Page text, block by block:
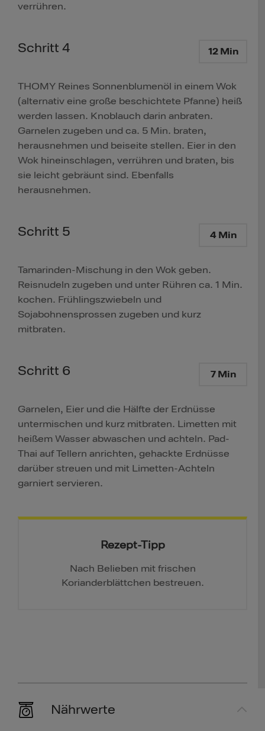
verrühren.
Schritt 4 12 Min
THOMY Reines Sonnenblumenöl in einem Wok
(alternativ eine große beschichtete Pfanne) heiß
werden lassen. Knoblauch darin anbraten.
Garnelen zugeben und ca. 5 Min. braten,
herausnehmen und beiseite stellen. Eier in den
Wok hineinschlagen, verrühren und braten, bis
sie leicht gebräunt sind. Ebenfalls
herausnehmen.
Schritt 5 4 Min
Tamarinden-Mischung in den Wok geben.
Reisnudeln zugeben und unter Rühren ca. 1 Min.
kochen. Frühlingszwiebeln und
Sojabohnensprossen zugeben und kurz
mitbraten.
Schritt 6 7 Min
Garnelen, Eier und die Hälfte der Erdnüsse
untermischen und kurz mitbraten. Limetten mit
heißem Wasser abwaschen und achteln. Pad-
Thai auf Tellern anrichten, gehackte Erdnüsse
darüber streuen und mit Limetten-Achteln
garniert servieren.
Rezept-Tipp
Nach Belieben mit frischen
Korianderblättchen bestreuen.
Nährwerte